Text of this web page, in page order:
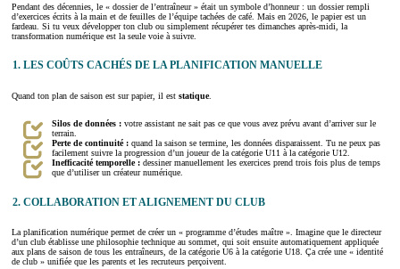
Pendant des décennies, le « dossier de l’entraîneur » était un symbole d’honneur : un dossier rempli
d’exercices écrits à la main et de feuilles de l’équipe tachées de café. Mais en 2026, le papier est un
fardeau. Si tu veux développer ton club ou simplement récupérer tes dimanches après-midi, la
transformation numérique est la seule voie à suivre.
1. LES COÛTS CACHÉS DE LA PLANIFICATION MANUELLE
Quand ton plan de saison est sur papier, il est statique.
Silos de données : votre assistant ne sait pas ce que vous avez prévu avant d’arriver sur le
terrain.
Perte de continuité : quand la saison se termine, les données disparaissent. Tu ne peux pas
facilement suivre la progression d’un joueur de la catégorie U11 à la catégorie U12.
Inefficacité temporelle : dessiner manuellement les exercices prend trois fois plus de temps
que d’utiliser un créateur numérique.
2. COLLABORATION ET ALIGNEMENT DU CLUB
La planification numérique permet de créer un « programme d’études maître ». Imagine que le directeur
d’un club établisse une philosophie technique au sommet, qui soit ensuite automatiquement appliquée
aux plans de saison de tous les entraîneurs, de la catégorie U6 à la catégorie U18. Ça crée une « identité
de club » unifiée que les parents et les recruteurs perçoivent.